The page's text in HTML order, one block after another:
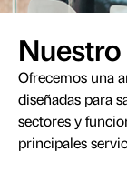
Ofrecemos una
diseñadas para
sectores y
principales